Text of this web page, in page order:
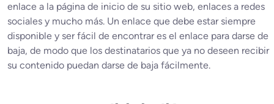
enlace a la página de inicio de su sitio web, enlaces a redes
sociales y mucho más. Un enlace que debe estar siempre
disponible y ser fácil de encontrar es el enlace para darse de
baja, de modo que los destinatarios que ya no deseen recibir
su contenido puedan darse de baja fácilmente.